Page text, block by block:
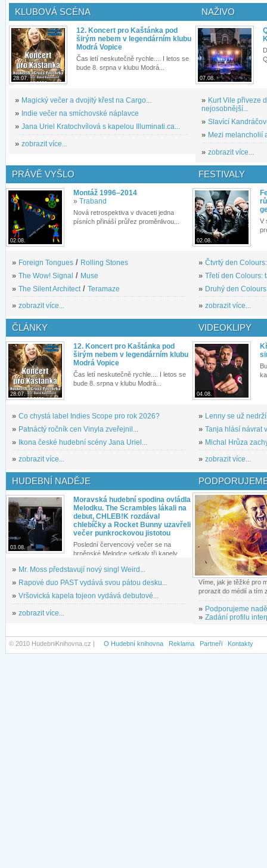
KLUBOVÁ SCÉNA
28.07.
12. Koncert pro Kaštánka pod
širým nebem v legendárním klubu
Modrá Vopice
Čas letí neskutečně rychle.... I letos se
bude 8. srpna v klubu Modrá...
» Magický večer a dvojitý křest na Cargo...
» Indie večer na smíchovské náplavce
» Jana Uriel Kratochvílová s kapelou Illuminati.ca...
» zobrazit více...
NAŽIVO
07.08.
» Kurt Vile přiveze
nejosobnější...
» Slavící
» Mezi melancholií
» zobrazit více...
PRÁVĚ VYŠLO
02.08.
Montáž 1996–2014
» Traband
Nová retrospektiva v dvaceti jedna
písních přináší průřez proměnlivou...
» Foreign Tongues / Rolling Stones
» The Wow! Signal / Muse
» The Silent Architect / Teramaze
» zobrazit více...
FESTIVALY
02.08.
V
» Čtvrtý den
» Třetí den Colours:
» Druhý den
» zobrazit více...
ČLÁNKY
28.07.
12. Koncert pro Kaštánka pod
širým nebem v legendárním klubu
Modrá Vopice
Čas letí neskutečně rychle.... I letos se
bude 8. srpna v klubu Modrá...
» Co chystá label Indies Scope pro rok 2026?
» Patnáctý ročník cen Vinyla zveřejnil...
»
Ikona české hudební scény Jana Uriel...
» zobrazit více...
VIDEOKLIPY
04.08.
» Lenny se už
» Tanja hlásí návrat
» Michal Hrůza
» zobrazit více...
HUDEBNÍ NADĚJE
03.08.
Moravská hudební spodina ovládla
Melodku. The Scrambles lákali na
debut, CHLEB!K rozdával
chlebíčky a Rocket Bunny uzavřeli
večer punkrockovou jistotou
Poslední červencový večer se na
brněnské Melodce setkaly tři kapely...
» Mr. Moss představují nový singl Weird...
» Rapové duo PAST vydává svou pátou desku...
» Vršovická kapela tojeon vydává debutové...
» zobrazit více...
Víme, jak je těžké pro
prorazit do médií a tím
» Podporujeme
» Zadání profilu
© 2010 HudebniKnihovna.cz | O Hudební knihovna Reklama Partneři Kontakty